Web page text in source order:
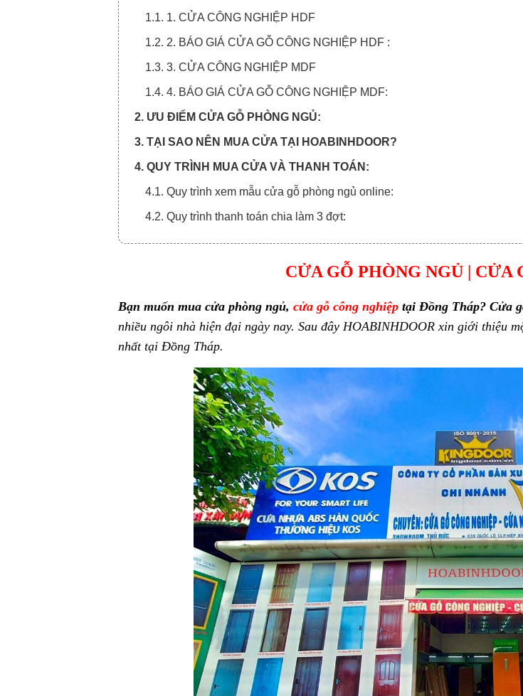
1.1. 1. CỬA CÔNG NGHIỆP HDF
1.2. 2. BÁO GIÁ CỬA GỖ CÔNG NGHIỆP HDF :
1.3. 3. CỬA CÔNG NGHIỆP MDF
1.4. 4. BÁO GIÁ CỬA GỖ CÔNG NGHIỆP MDF:
2. ƯU ĐIỂM CỬA GỖ PHÒNG NGỦ:
3. TẠI SAO NÊN MUA CỬA TẠI HOABINHDOOR?
4. QUY TRÌNH MUA CỬA VÀ THANH TOÁN:
4.1. Quy trình xem mẫu cửa gỗ phòng ngủ online:
4.2. Quy trình thanh toán chia làm 3 đợt:
CỬA GỖ PHÒNG NGỦ | CỬA
Bạn muốn mua cửa phòng ngủ, cửa gỗ công nghiệp tại Đồng Tháp?Cửa
nhiều ngôi nhà hiện đại ngày nay.Sau đây HOABINHDOOR xin giới thiệu
nhất tại Đồng Tháp.